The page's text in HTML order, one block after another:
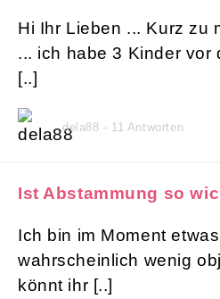
Hi Ihr Lieben ... Kurz zu
... ich habe 3 Kinder vor
[..]
dela88 - 11 Antworten
Ist Abstammung so
Ich bin im Moment
wahrscheinlich wenig
könnt ihr [..]